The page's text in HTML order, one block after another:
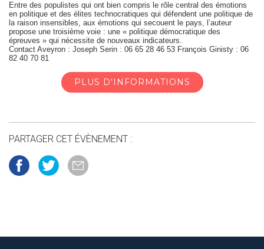
Entre des populistes qui ont bien compris le rôle central des émotions
en politique et des élites technocratiques qui défendent une politique de
la raison insensibles, aux émotions qui secouent le pays, l’auteur
propose une troisième voie : une « politique démocratique des
épreuves » qui nécessite de nouveaux indicateurs.
Contact Aveyron : Joseph Serin : 06 65 28 46 53 François Ginisty : 06
82 40 70 81
PLUS D'INFORMATIONS
PARTAGER CET ÉVÈNEMENT :